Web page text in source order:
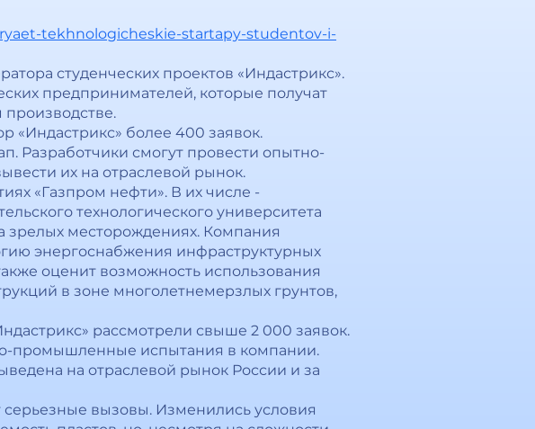
tekhnologicheskie-startapy-studentov-i-
студенческих проектов «Индастрикс».
предпринимателей, которые получат
«Индастрикс» более 400 заявок.
Разработчики смогут провести опытно-
их на отраслевой рынок.
«Газпром нефти». В их числе -
технологического университета
зрелых месторождениях. Компания
энергоснабжения инфраструктурных
оценит возможность использования
в зоне многолетнемерзлых грунтов,
рассмотрели свыше 2 000 заявок.
промышленные испытания в компании.
на отраслевой рынок России и за
серьезные вызовы. Изменились условия